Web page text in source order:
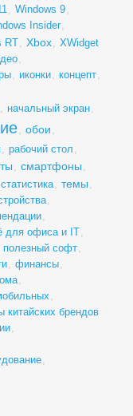
, Windows 9,
Insider,
RT, Xbox, XWidget
,
, иконки, концепт,
, начальный экран,
, обои ,
, рабочий стол ,
, смартфоны ,
статистика, темы ,
,
,
для офиса и IT,
полезный софт,
, финансы,
,
,
китайских брендов
,
,